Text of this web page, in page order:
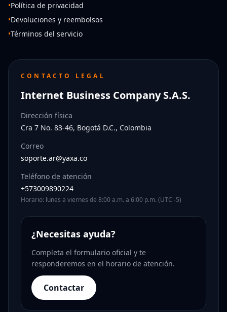
•Política de privacidad
•Devoluciones y reembolsos
•Términos del servicio
CONTACTO LEGAL
Internet Business Company S.A.S.
Dirección física
Cra 7 No. 83-46, Bogotá D.C., Colombia
Correo
soporte.ar@yaxa.co
Teléfono de atención
+573009890224
Horario: lunes a viernes de 8:00 a.m. a 6:00 p.m. (UTC -5)
¿Necesitas ayuda?
Completa el formulario oficial y te
responderemos en el horario de atención.
Contactar